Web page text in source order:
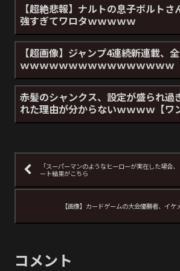
【超絶悲報】ナルトの息子ボルトさ
強すぎてワロタｗｗｗｗｗ
【超画像】ジャンプ4連続新連載、
ｗｗｗｗｗｗｗｗｗｗｗｗｗｗｗｗ
赤髪のシャンクス、設定が盛られ過
れた理由が分からないｗｗｗｗ【ワ
「スーパーマンのようなヒーローが実在した場合
ート結果がこちら
【画像】カードゲームの大会優勝者、イ
コメント